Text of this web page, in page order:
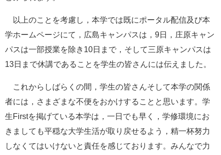
以上のことを考慮し，本学では既にポータル配信及び本
学ホームページにて，広島キャンパスは， 9日，庄原キャン
パスは一部授業を除き 10日まで，そして三原キャンパスは
13日まで休講であることを学生の皆さんには伝えました。
これからしばらくの間，学生の皆さんそして本学の関係
者には，さまざまな不便をおかけすることと思います。学
生Firstを掲げている本学は，一日でも早く，学修環境にお
きましても平穏な大学生活が取り戻せるよう，精一杯努力
しなくてはいけないと責任を感じております。みんなで力